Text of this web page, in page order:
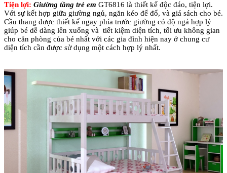
Tiện lợi: Giường tầng trẻ em GT6816 là thiết kế độc đáo, tiện lợi.
Với sự kết hợp giữa giường ngủ, ngăn kéo để đổ, và giá sách cho bé.
Cầu thang được thiết kế ngay phía trước giường có độ ngả hợp lý
giúp bé dễ dàng lên xuống và tiết kiệm diện tích, tối ưu không gian
cho căn phòng của bé nhất với các gia đình hiện nay ở chung cư
diện tích cần được sử dụng một cách hợp lý nhất.